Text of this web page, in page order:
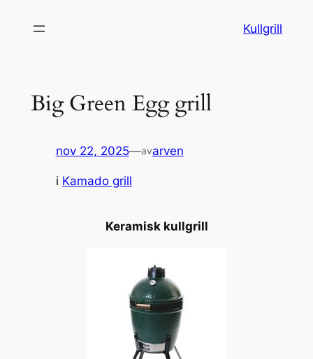
Kullgrill
Big Green Egg grill
nov 22, 2025—avarven
i Kamado grill
Keramisk kullgrill